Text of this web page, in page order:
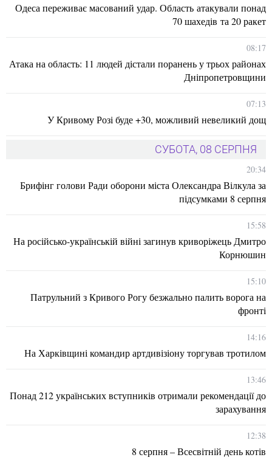
Одеса переживає масований удар. Область атакували понад
70 шахедів та 20 ракет
08:17
Атака на область: 11 людей дістали поранень у трьох районах
Дніпропетровщини
07:13
У Кривому Розі буде +30, можливий невеликий дощ
СУБОТА, 08 СЕРПНЯ
20:34
Брифінг голови Ради оборони міста Олександра Вілкула за
підсумками 8 серпня
15:58
На російсько-українській війні загинув криворіжець Дмитро
Корнюшин
15:10
Патрульний з Кривого Рогу безжально палить ворога на
фронті
14:16
На Харківщині командир артдивізіону торгував тротилом
13:46
Понад 212 українських вступників отримали рекомендації до
зарахування
12:38
8 серпня – Всесвітній день котів